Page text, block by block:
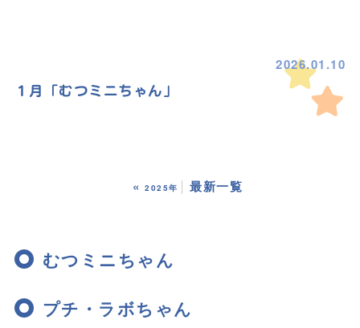
2026.01.10
１月「むつミニちゃん」
«2025年 最新一覧
むつミニちゃん
プチ・ラボちゃん